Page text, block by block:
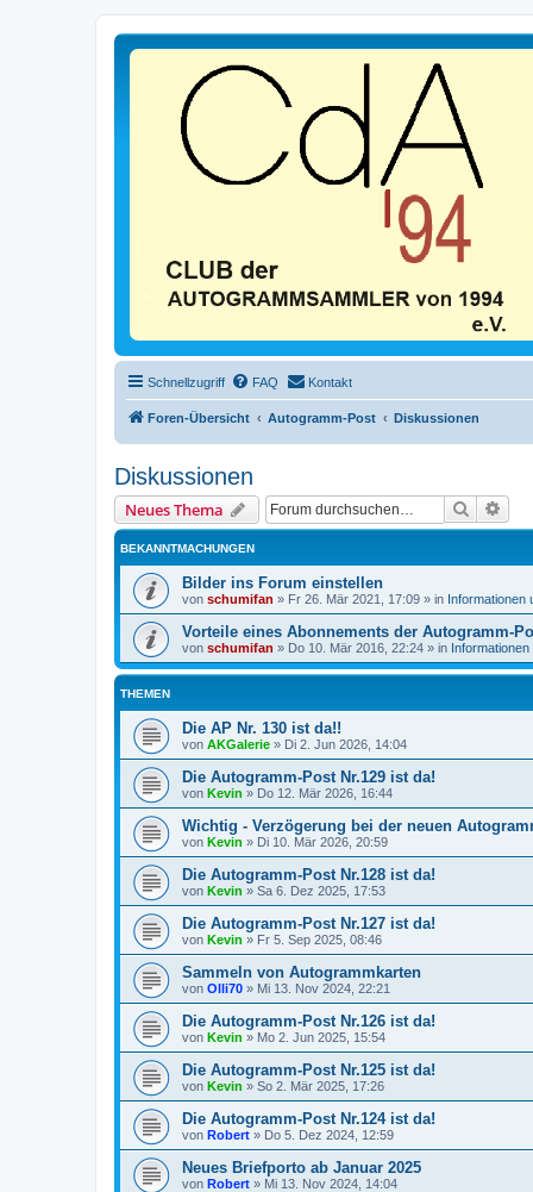
Schnellzugriff FAQ Kontakt
Foren-Übersicht Autogramm-Post Diskussionen
Diskussionen
Neues Thema Suche
BEKANNTMACHUNGEN
Bilder ins Forum einstellen
von schumifan » Fr 26. Mär 2021, 17:09 » in Informationen
Vorteile eines Abonnements der Autogramm-
von schumifan » Do 10. Mär 2016, 22:24 » in
THEMEN
Die AP Nr. 130 ist da!!
von AKGalerie » Di 2. Jun 2026, 14:04
Die Autogramm-Post Nr.129 ist da!
von Kevin » Do 12. Mär 2026, 16:44
Wichtig - Verzögerung bei der neuen
von Kevin » Di 10. Mär 2026, 20:59
Die Autogramm-Post Nr.128 ist da!
von Kevin » Sa 6. Dez 2025, 17:53
Die Autogramm-Post Nr.127 ist da!
von Kevin » Fr 5. Sep 2025, 08:46
Sammeln von Autogrammkarten
von Olli70 » Mi 13. Nov 2024, 22:21
Die Autogramm-Post Nr.126 ist da!
von Kevin » Mo 2. Jun 2025, 15:54
Die Autogramm-Post Nr.125 ist da!
von Kevin » So 2. Mär 2025, 17:26
Die Autogramm-Post Nr.124 ist da!
von Robert » Do 5. Dez 2024, 12:59
Neues Briefporto ab Januar 2025
von Robert » Mi 13. Nov 2024, 14:04